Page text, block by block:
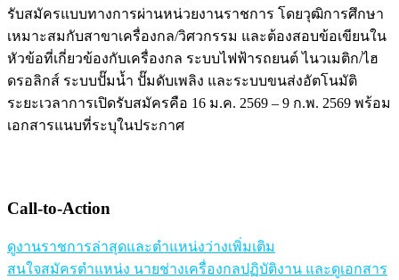
รับสมัครแบบทางการผ่านหน่วยงานราชการ โดยวุฒิการศึกษา
เหมาะสมกับสาขาเครื่องกล/วิศวกรรม และต้องสอบข้อเขียนใน
หัวข้อที่เกี่ยวข้องกับเครื่องกล ระบบไฟฟ้ารถยนต์ ไนวเมติก/ไฮ
ดรอลิกส์ ระบบปั๊มน้ำ ปั๊มดับเพลิง และระบบขนส่งอัตโนมัติ
ระยะเวลาการเปิดรับสมัครคือ 16 ม.ค. 2569 – 9 ก.พ. 2569 พร้อม
เอกสารแนบที่ระบุในประกาศ
Call-to-Action
ดูงานราชการล่าสุดและตำแหน่งว่างเพิ่มเติม
สนใจสมัครตำแหน่ง นายช่างเครื่องกลปฏิบัติงาน และดูเอกสาร